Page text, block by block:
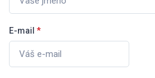
E-mail *